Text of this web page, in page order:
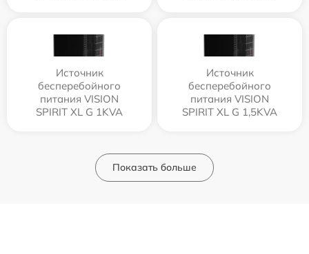
Источник
бесперебойного
питания VISION
SPIRIT XL G 1KVA
Источник
бесперебойного
питания VISION
SPIRIT XL G 1,5KVA
Показать больше